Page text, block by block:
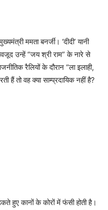
ममता बनर्जी। ‘दीदी’ यानी
उन्हें “जय श्री राम” के नारे से
रैलियों के दौरान “ला इलाही,
तो वह क्या साम्प्रदायिक नहीं है?
हुए कानों के कोरों में फंसी होती है।